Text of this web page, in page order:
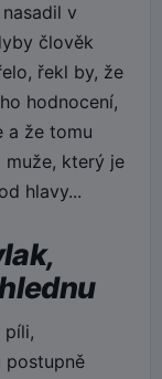
v
člověk
řekl by, že
hodnocení,
a že tomu
muže, který je
hlavy...
píli,
postupně